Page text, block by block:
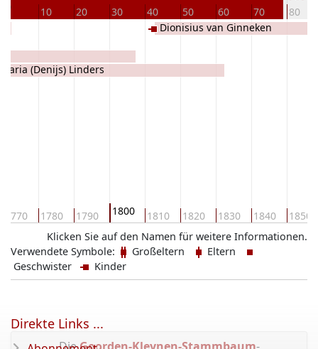
0 10 20 30 40 50 60 70 80
1770 1780 1790 1800 1810 1820 1830 1840 1850
Maria (Denijs) Linders
Dionisius van Ginneken
Klicken Sie auf den Namen für weitere Informationen.
Verwendete Symbole:
Großeltern
Eltern
Geschwister
Kinder
Direkte Links ...